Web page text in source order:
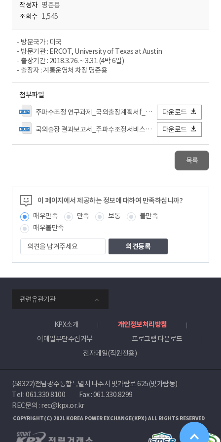
작성자 명준용
조회수 1,545
- 방문국가 : 미국
- 방문기관 : ERCOT, University of Texas at Austin
- 출장기간 : 2018.3.26. ~ 3.31.(4박 6일)
- 출장자 : 계통운영처 차장 명준용
첨부파일
주파수조정 연구과제_국외출장계획서f_명준용.hwp
다운로드
국외출장 결과보고서_주파수조정서비스 연구과제.hwp
다운로드
목록
이 페이지에서 제공하는 정보에 대하여 만족하십니까?
매우만족
만족 보통
불만족
매우불만족
의
견
을
겨
주
세
요
관련유관기관
KPX소개
개인정보처리방침
이메일무단수집거부
프로그램 다운로드
전자메일(직원전용)
(58322)전남광주통합특별시 나주시 빛가람로 625(빛가람동)
Tel :061.330.8100
Fax : 061.330.8299
REC문의 : rec@kpx.or.kr
COPYRIGHT(C) 2021 KOREA POWER EXCHANGE(KPX) ALL RIGHTS RESERVED